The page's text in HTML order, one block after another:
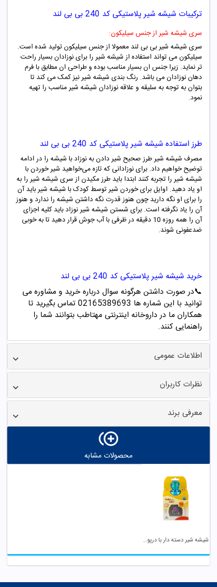
ترکیبات شیشه شیر پلاستیکی کد 240بی بی لند
سری شیشه شیر از جنس سیلیکون:
سری شیشه شیر بی بی لند معمولا از جنس سیلیکون تولید شده است.
سیلیکون می تواند استفاده از شیشه شیر را برای نوزادان بسیار راحت
تر نماید. زیرا جنس ان بسیار مناسب بوده و طراحی ان مطابق با فرم
دهان نوزادان می باشد. رنگ بندی شیشه شیر نیز کمک می کند تا
بتوان به توجه به سلیقه و علاقه نوزادان شیشه شیر مناسب را تهیه
نمود.
طرز استفاده شیشه شیر پلاستیکی کد 240بی بی لند
مصرف شیشه شیر طرز صحیح شیر دادن به نوزاد با شیشه را در ادامه
توضیح خواهیم داد. برای نوزادانی که تازه می‌خواهید شیر خوردن با
شیشه شیر را تجربه کنند ابتدا باید طرز مکیدن از سری شیشه شیر را به
او یاد دهید. اوایل برای خوردن شیر توسط کودک با شیشه شیر باید آن
را برای او نگه دارید چون هنوز قدرت نگه داشتن شیشه را ندارد و هنوز
آن را یاد نگرفته است. برای شستن شیشه شیر نوزاد باید کلیه اجزای
آن را همه روزه 10 دقیقه در ظرفی با آب جوش قرار دهید تا به خوبی
ضدعفونی شوند.
خرید شیشه شیر پلاستیکی کد 240بی بی لند
📞در صورت داشتن هرگونه سوال درباره خرید و مشاوره می
توانید با این شماره ها 02165389693
تماس بگیرید تا
همکاران ما در داروخانه اینترنتی مهتاطب بتوانند شما را
راهنمایی کنند.
اطلاعات عمومی
نظرات کاربران
معرفی برند
محصولات مشابه
شیشه شیر دسته دار با درپوش عروسکی کد 505 بی بی لند